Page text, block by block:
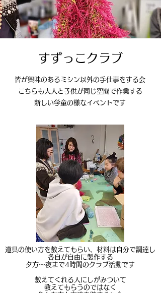
すずっこクラブ
皆が興味のあるミシン以外の手仕事をする会
こちらも大人と子供が同じ空間で作業する
新しい​学童の様なイベントです
道具の使い方を教えてもらい、 材料は自分で調達し
各自が自由に製作する
夕方～夜まで4時間のクラブ活動です
教えてくれる人にしがみついて
教えてもらうのではなく